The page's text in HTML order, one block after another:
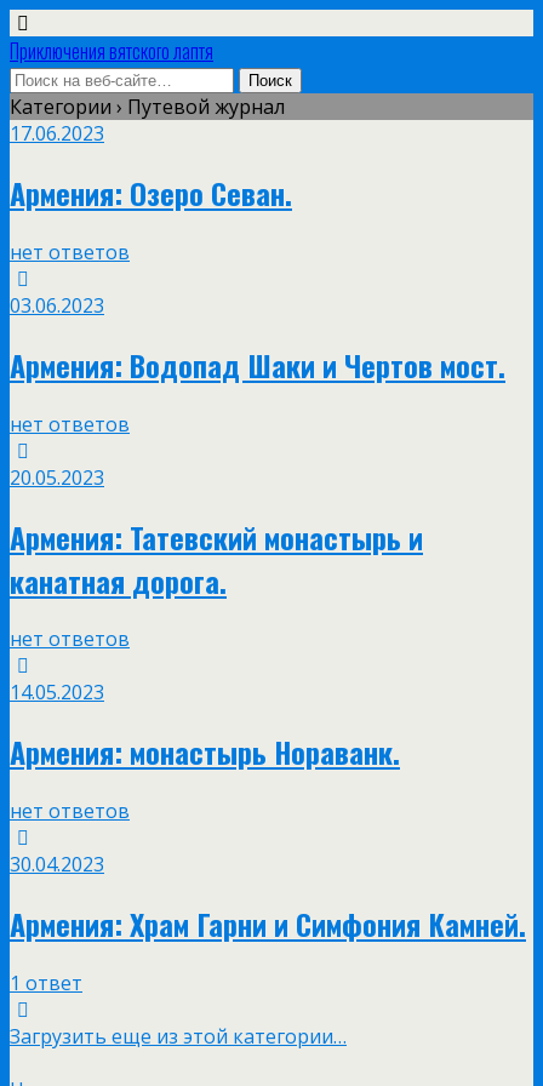
Приключения вятского лаптя
Категории › Путевой журнал
17.06.2023
Армения: Озеро Севан.
нет ответов
03.06.2023
Армения: Водопад Шаки и Чертов мост.
нет ответов
20.05.2023
Армения: Татевский монастырь и
канатная дорога.
нет ответов
14.05.2023
Армения: монастырь Нораванк.
нет ответов
30.04.2023
Армения: Храм Гарни и Симфония Камней.
1 ответ
Загрузить еще из этой категории…